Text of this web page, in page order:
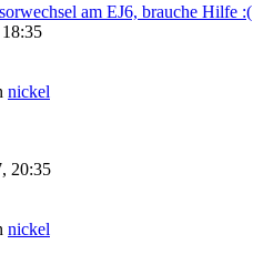
am EJ6, brauche Hilfe :(
nickel
20:35
nickel